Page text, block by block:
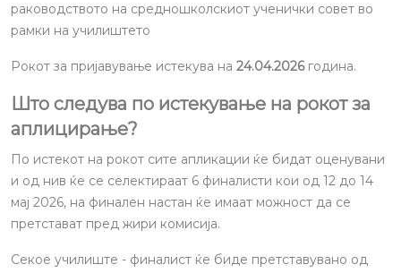
раководството на средношколскиот ученички совет во
рамки на училиштето
Рокот за пријавување истекува на 24.04.2026година.
Што следува по истекување на рокот за
аплицирање?
По истекот на рокот сите апликации ќе бидат оценувани
и од нив ќе се селектираат 6 финалисти кои од 12 до 14
мај 2026, на финален настан ќе имаат можност да се
претстават пред жири комисија.
Секое училиште - финалист ќе биде претставувано од